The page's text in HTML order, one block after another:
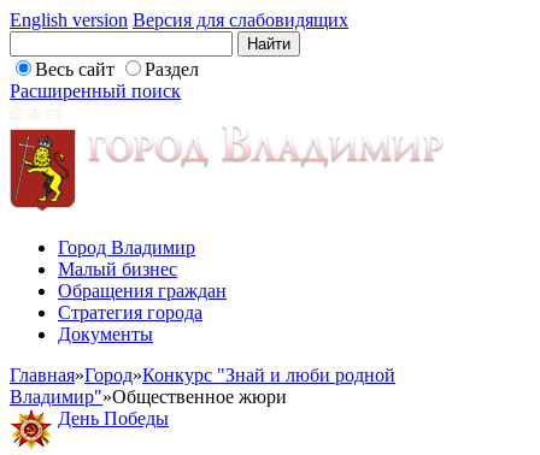
English version Версия для слабовидящих
Весь сайт
Раздел
Расширенный поиск
Город Владимир
Малый бизнес
Обращения граждан
Стратегия города
Документы
Главная»Город»Конкурс "Знай и люби родной
Владимир"»Общественное жюри
День Победы